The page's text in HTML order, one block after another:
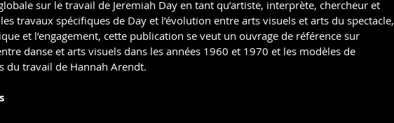
sur le travail de Jeremiah Day en tant qu’artiste, interprète, chercheur et
travaux spécifiques de Day et l’évolution entre arts visuels et arts du spectacle,
et l’engagement, cette publication se veut un ouvrage de référence sur
danse et arts visuels dans les années 1960 et 1970 et les modèles de
du travail de Hannah Arendt.